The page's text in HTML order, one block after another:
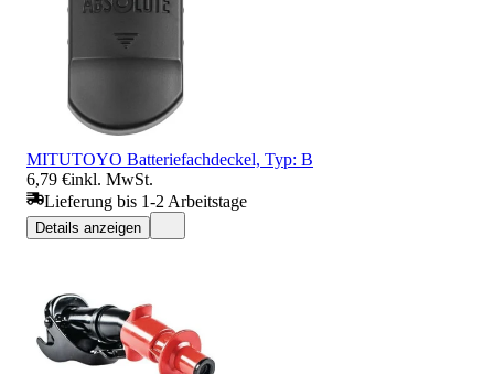
MITUTOYO Batteriefachdeckel, Typ: B
6,79 €inkl. MwSt.
Lieferung bis 1-2 Arbeitstage
Details anzeigen